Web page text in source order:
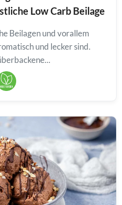
Low Carb Beilage
Beilagen und vorallem
und lecker sind.